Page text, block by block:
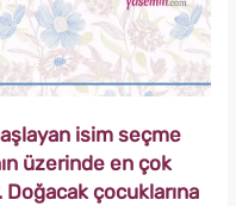
isim seçme
üzerinde en çok
çocuklarına